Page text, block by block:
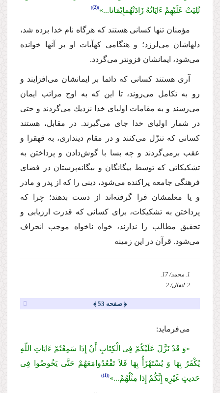
تُلِیَتْ عَلَیْهِمْ ءَایَاتُهُ زَادَتْهُمإِیْمَانا...» (2)
مؤمنان تنها كسانى هستند كه هرگاه نام خدا برده شد،
دلهاشان مى‌لرزد؛ و هنگامى كهآیات او بر آنها خوانده
مى‌شود، ایمانشان فزونتر مى‌گردد.
آرى هستند كسانى كه دائما بر ایمانشان مى‌افزایند و
رو به تكامل مى‌روند، تا این كه به اوج مراتب ایمان
مى‌رسند و به مقامات اولیاى خدا نزدیك مى‌گردند و حتى
در شمار اولیاى خدا جاى مى‌گیرند. در مقابل، هستند
كسانى كه تنزّل مى‌كنند و در مقام دیندارى، به قهقرا و
عقب برمى‌گردند و چه بسا با گوش‌دادن و پرداختن به
تشكیكاتى كه توسط بیگانگان و بیگانه‌پرستان در فضاى
فرهنگى جامعه پراكنده مى‌شود، دینى را كه از پدر و مادر
و یا معلمشان فرا گرفته‌اند از دست بدهند؛ چرا كه
پرداختن به تشكیكات، براى كسانى كه قدرت ارزیابى و
تحقیق مطالب را ندارند، خواه ناخواه موجب انحراف
مى‌شود. قرآن در این زمینه
1. محمد/ 17.
2. انفال/ 2.
﴿ صفحه 53 ﴾
مى‌فرماید:
«وَ قَدْ نَزَّلَ عَلَیْكُمْ فِى الْكِتَابِ أَنْ إِذَا سَمِعْتُمْ ءَایَاتِ اللّهِ
یُكْفَرُ بِهَا وَ یُسْتَهْزَأُ بِهَا فَلاَ تَقْعُدُوامَعَهُمْ حَتَّى یَخُوضُوا فِى
حَدیثٍ غَیْرِهِ إِنَّكُمْ إِذا مِثْلُهُمْ...» (1)